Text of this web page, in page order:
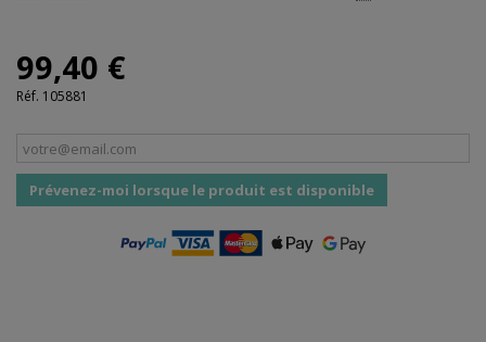
99,40 €
Réf. 105881
Prévenez-moi lorsque le produit est disponible